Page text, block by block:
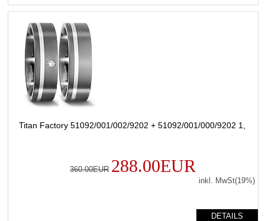
Titan Factory 51092/001/002/9202 + 51092/001/000/9202 1,
360.00EUR 288.00EUR
inkl. MwSt(19%)
DETAILS